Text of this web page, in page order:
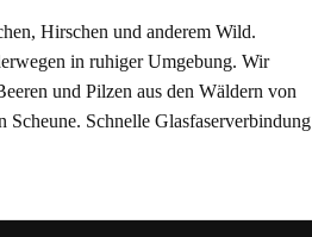
Hirschen und anderem Wild.
in ruhiger Umgebung. Wir
und Pilzen aus den Wäldern von
Schnelle Glasfaserverbindung